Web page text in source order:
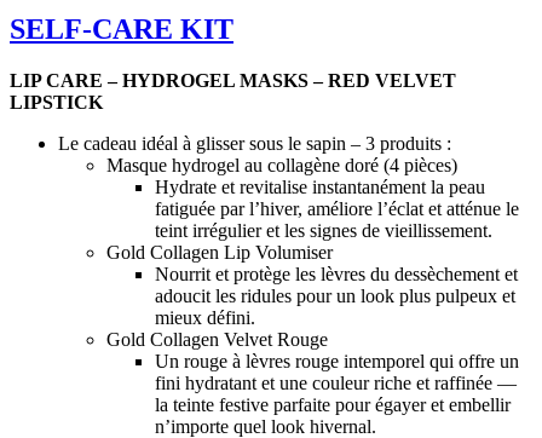
SELF-CARE KIT
LIP CARE – HYDROGEL MASKS – RED VELVET
LIPSTICK
Le cadeau idéal à glisser sous le sapin – 3 produits :
Masque hydrogel au collagène doré (4 pièces)
Hydrate et revitalise instantanément la peau
fatiguée par l’hiver, améliore l’éclat et atténue le
teint irrégulier et les signes de vieillissement.
Gold Collagen Lip Volumiser
Nourrit et protège les lèvres du dessèchement et
adoucit les ridules pour un look plus pulpeux et
mieux défini.
Gold Collagen Velvet Rouge
Un rouge à lèvres rouge intemporel qui offre un
fini hydratant et une couleur riche et raffinée —
la teinte festive parfaite pour égayer et embellir
n’importe quel look hivernal.